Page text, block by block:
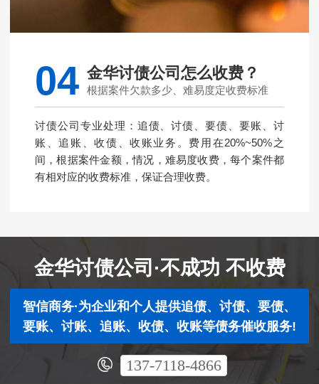
04 金华讨债公司怎么收费？
根据案件欠款多少、难易度定收费标准
讨债公司专业处理：追债、讨债、要债、要账、讨
账、追账、收债、收账业务。费用在20%~50%之
间，根据案件金额，情况，难易度收费，每个案件都
有相对应的收费标准，保证合理收费。
金华讨债公司·不成功 不收费
智信商务·为企业和个人提供追债、讨债、要债、
要账、讨账、追账、收债、收账等债务催收服务!
137-7118-4866